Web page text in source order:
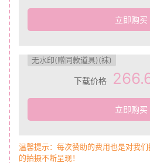
立即购买
无水印(赠同款道具)(袜)
下载价格
立即购买
温馨提示：每次赞助的费用也是对我
的拍摄不断呈现！